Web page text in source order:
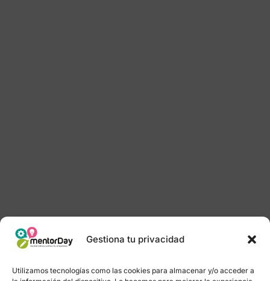
Gestiona tu privacidad
Utilizamos tecnologías como las cookies para almacenar y/o acceder a